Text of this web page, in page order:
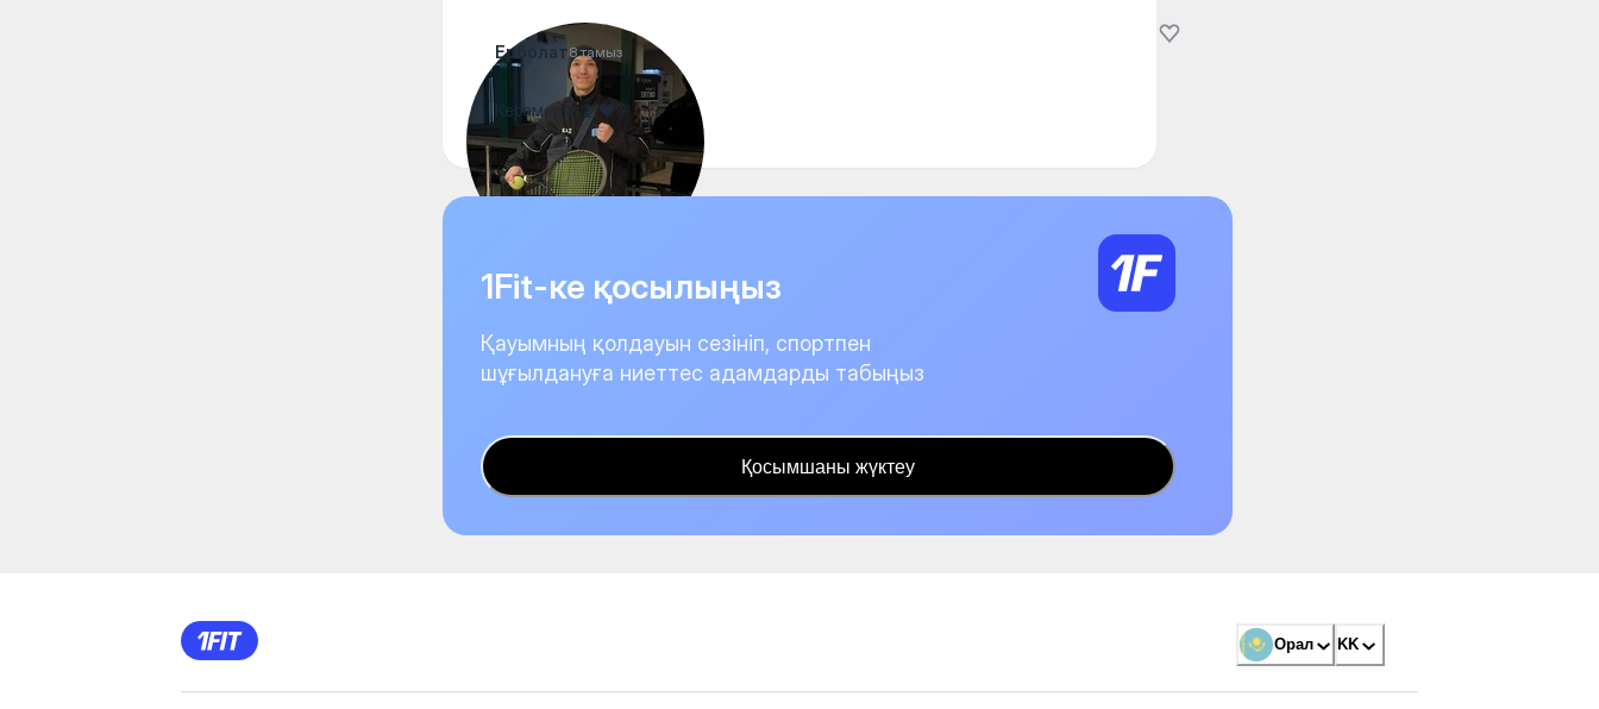
Ерболат8 тамыз
Керемееет🫂❤️🌸
1Fit-ке қосылыңыз
Қауымның қолдауын сезініп, спортпен
шұғылдануға ниеттес адамдарды табыңыз
Қосымшаны жүктеу
Орал KK